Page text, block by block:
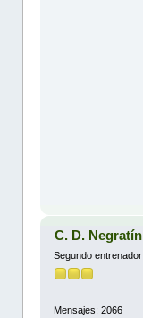
C. D. Negratín
Segundo entrenador
Mensajes: 2066